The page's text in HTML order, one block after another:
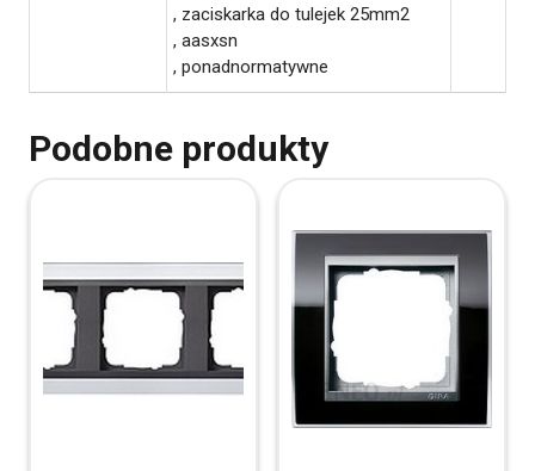
, zaciskarka do tulejek 25mm2
, aasxsn
, ponadnormatywne
Podobne produkty